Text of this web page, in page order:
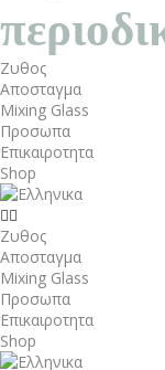
Ζυθος
Αποσταγμα
Mixing Glass
Προσωπα
Επικαιροτητα
Shop
Ζυθος
Αποσταγμα
Mixing Glass
Προσωπα
Επικαιροτητα
Shop